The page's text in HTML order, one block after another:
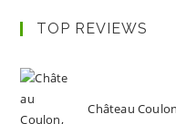
TOP REVIEWS
Château